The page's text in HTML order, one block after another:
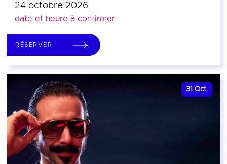
24 octobre 2026
date et heure à confirmer
RÉSERVER
31 Oct.